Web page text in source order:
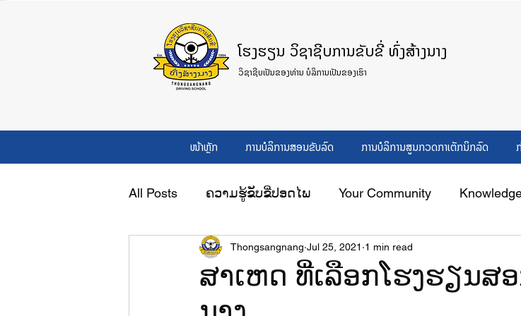
ໂຮງຮຽນ ວິຊາຊີບການຂັບຂີ່ ທົ່ງສ້າງນາງ
ວິຊາຊີບເປັນຂອງທ່ານ ບໍລິການເປັນຂອງເຮົາ
ໜ້າຫຼັກ ການບໍລິການສອນຂັບລົດ ການບໍລິການສູນກວດກາເຕັກນິກລົດ
All Posts ຄວາມຮູ້ຂັບຂີ່ປອດໄພ Your Community
ສາເຫດ ທີ່ເລືອກໂຮງຮຽນສ
Thongsangnang Jul 25, 2021 1 min read